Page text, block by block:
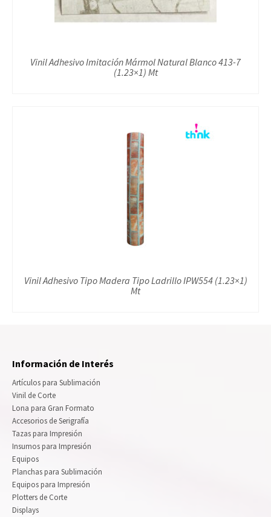
Vinil Adhesivo Imitación Mármol Natural Blanco 413-7
(1.23×1) Mt
Vinil Adhesivo Tipo Madera Tipo Ladrillo IPW554 (1.23×1)
Mt
Información de Interés
Artículos para Sublimación
Vinil de Corte
Lona para Gran Formato
Accesorios de Serigrafía
Tazas para Impresión
Insumos para Impresión
Equipos
Planchas para Sublimación
Equipos para Impresión
Plotters de Corte
Displays